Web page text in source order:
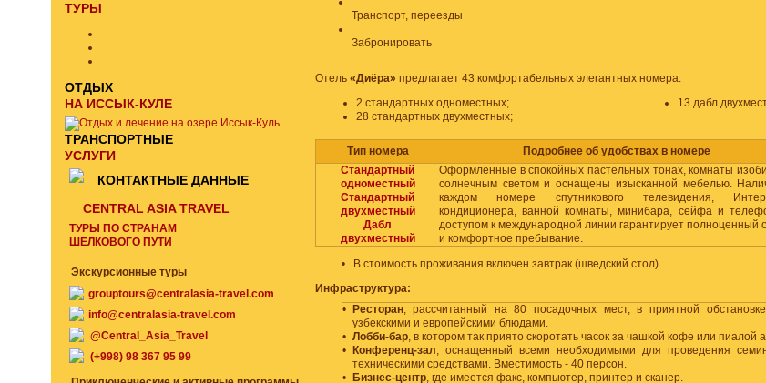
Транспорт, переезды
Забронировать
Отель «Диёра» предлагает 43 комфортабельных элегантных номера:
2 стандартных одноместных;
28 стандартных двухместных;
13 дабл
Тип номера Подробнее об удобствах в номере
Стандартный
одноместный
Оформленные в спокойных пастельных тонах, комнаты
солнечным светом и оснащены изысканной мебелью.
каждом номере спутникового телевидения,
кондиционера, ванной комнаты, минибара, сейфа и
доступом к международной линии гарантирует полноценный
и комфортное пребывание.
Стандартный
двухместный
Дабл
двухместный
•
В стоимость проживания включен завтрак (шведский стол).
Инфраструктура:
•
Ресторан, рассчитанный на 80 посадочных мест, в приятной
узбекскими и европейскими блюдами.
• Лобби-бар, в котором так приято скоротать часок за чашкой кофе или пиалой
•
Конференц-зал, оснащенный всеми необходимыми для проведения
техническими средствами. Вместимость - 40 персон.
•
Бизнес-центр, где имеется факс, компьютер, принтер и сканер.
ТУРЫ
ОТДЫХ
НА ИССЫК-КУЛЕ
ТРАНСПОРТНЫЕ
УСЛУГИ
КОНТАКТНЫЕ ДАННЫЕ
CENTRAL ASIA TRAVEL
ТУРЫ ПО СТРАНАМ
ШЕЛКОВОГО ПУТИ
Экскурсионные туры
grouptours@centralasia-travel.com
info@centralasia-travel.com
@Central_Asia_Travel
(+998) 98 367 95 99